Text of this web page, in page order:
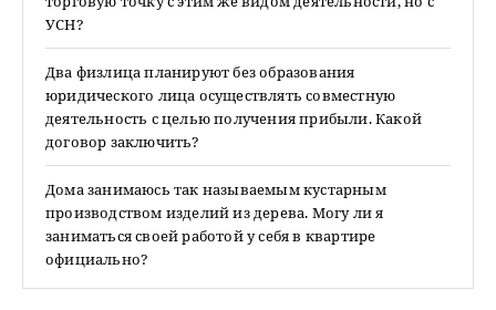
УСН?
Два физлица планируют без образования
юридического лица осуществлять совместную
деятельность с целью получения прибыли. Какой
договор заключить?
Дома занимаюсь так называемым кустарным
производством изделий из дерева. Могу ли я
заниматься своей работой у себя в квартире
официально?